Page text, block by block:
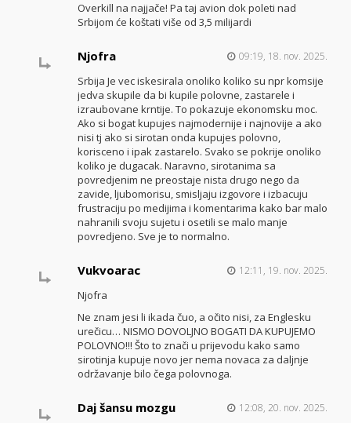
Overkill na najjače! Pa taj avion dok poleti nad
Srbijom će koštati više od 3,5 milijardi
Njofra 09:19, 18. nov. 2025.
Srbija Je vec iskesirala onoliko koliko su npr komsije
jedva skupile da bi kupile polovne, zastarele i
izraubovane krntije. To pokazuje ekonomsku moc.
Ako si bogat kupujes najmodernije i najnovije a ako
nisi tj ako si sirotan onda kupujes polovno,
korisceno i ipak zastarelo. Svako se pokrije onoliko
koliko je dugacak. Naravno, sirotanima sa
povredjenim ne preostaje nista drugo nego da
zavide, ljubomorisu, smisljaju izgovore i izbacuju
frustraciju po medijima i komentarima kako bar malo
nahranili svoju sujetu i osetili se malo manje
povredjeno. Sve je to normalno.
Vukvoarac 12:11, 19. nov. 2025.
Njofra
Ne znam jesi li ikada čuo, a očito nisi, za Englesku
urečicu… NISMO DOVOLJNO BOGATI DA KUPUJEMO
POLOVNO!!! Što to znači u prijevodu kako samo
sirotinja kupuje novo jer nema novaca za daljnje
održavanje bilo čega polovnoga.
Daj šansu mozgu 12:08, 20. nov. 2025.